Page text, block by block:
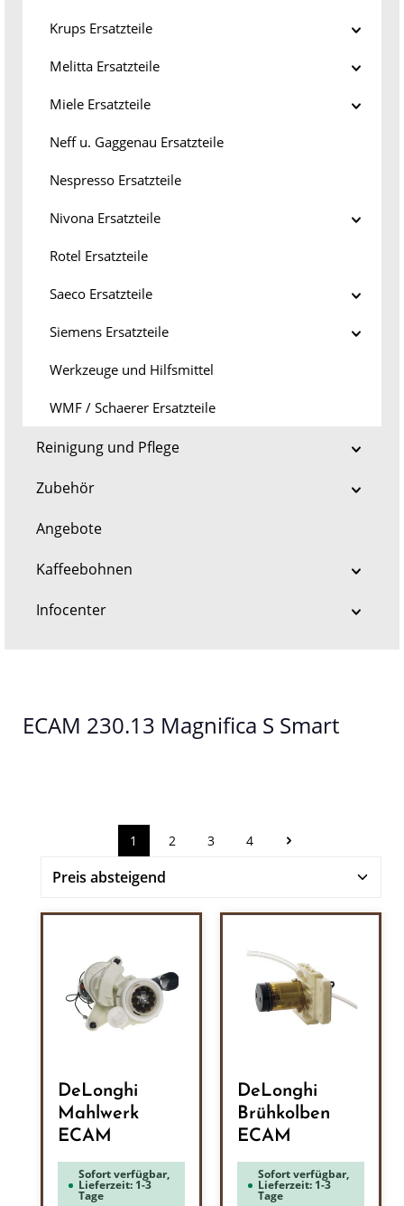
Krups Ersatzteile
Melitta Ersatzteile
Miele Ersatzteile
Neff u. Gaggenau Ersatzteile
Nespresso Ersatzteile
Nivona Ersatzteile
Rotel Ersatzteile
Saeco Ersatzteile
Siemens Ersatzteile
Werkzeuge und Hilfsmittel
WMF / Schaerer Ersatzteile
Reinigung und Pflege
Zubehör
Angebote
Kaffeebohnen
Infocenter
ECAM 230.13 Magnifica S Smart
Seite
1 Seite
2 Seite
3 Seite
4
DeLonghi
Mahlwerk
ECAM
Sofort verfügbar,
Lieferzeit: 1-3
Tage
DeLonghi
Brühkolben
ECAM
Sofort verfügbar,
Lieferzeit: 1-3
Tage